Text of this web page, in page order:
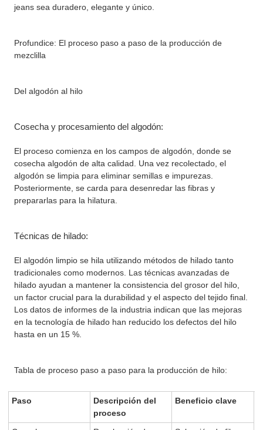
jeans sea duradero, elegante y único.
Profundice: El proceso paso a paso de la producción de
mezclilla
Del algodón al hilo
Cosecha y procesamiento del algodón:
El proceso comienza en los campos de algodón, donde se
cosecha algodón de alta calidad. Una vez recolectado, el
algodón se limpia para eliminar semillas e impurezas.
Posteriormente, se carda para desenredar las fibras y
prepararlas para la hilatura.
Técnicas de hilado:
El algodón limpio se hila utilizando métodos de hilado tanto
tradicionales como modernos. Las técnicas avanzadas de
hilado ayudan a mantener la consistencia del grosor del hilo,
un factor crucial para la durabilidad y el aspecto del tejido final.
Los datos de informes de la industria indican que las mejoras
en la tecnología de hilado han reducido los defectos del hilo
hasta en un 15 %.
Tabla de proceso paso a paso para la producción de hilo:
Paso
Descripción del
proceso
Beneficio clave